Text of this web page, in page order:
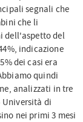
segnali che
che li
dell'aspetto del
indicazione
dei casi era
quindi
analizzati in tre
di
nei primi 3 mesi